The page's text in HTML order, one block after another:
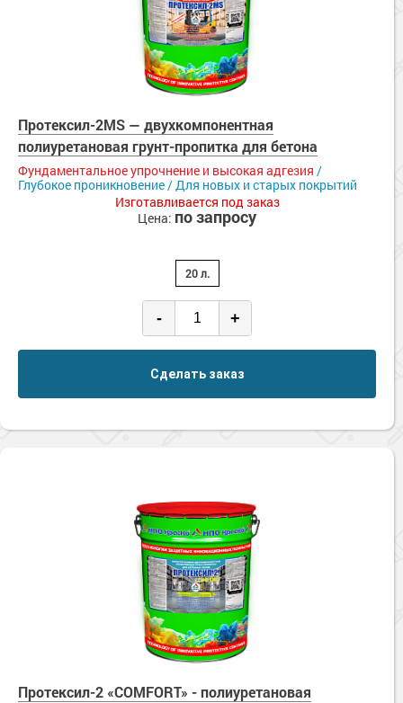
Протексил-2MS — двухкомпонентная
полиуретановая грунт-пропитка для бетона
Фундаментальное упрочнение и высокая адгезия /
Глубокое проникновение / Для новых и старых покрытий
Изготавливается под заказ
Цена: по запросу
20 л.
- +
Сделать заказ
Протексил-2 «COMFORT» - полиуретановая